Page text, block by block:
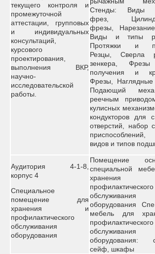
текущего контроля и
промежуточной
аттестации, групповых
и индивидуальных
консультаций,
курсового
проектирования,
выполнения ВКР,
научно-
исследовательской
работы.
Стенды: Виды
фрез,
фрезы,
Виды и типы
Протяжки и
Резцы, Сверла
зенкера,
получения и
Фрезы, Наглядные
Подающий
реечным
кулисных
кондукторов для
отверстий, набор
видов и типов
Аудитория 4-1-8,
корпус 4
Специальное
помещение для
хранения и
профилактического
обслуживания
оборудования
Помещение
специальной
профилактического
обслуживания
оборудования
мебель для
профилактического
обслуживания
оборудования:
сейф, шкафы